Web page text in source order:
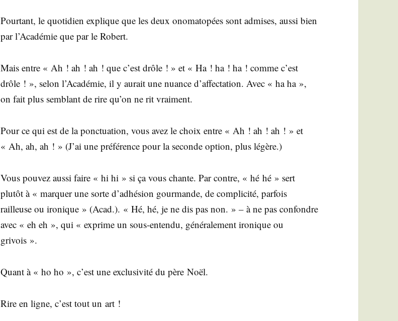
Pour­tant, le quo­ti­dien explique que les deux ono­ma­to­pées sont admises, aus­si bien
par l’A­ca­dé­mie que par le Robert.
Mais entre « Ah ! ah ! ah ! que c’est drôle ! » et « Ha ! ha ! ha ! comme c’est
drôle ! », selon l’A­ca­dé­mie, il y aurait une nuance d’af­fec­ta­tion. Avec « ha ha »,
on fait plus sem­blant de rire qu’on ne rit vraiment.
Pour ce qui est de la ponc­tua­tion, vous avez le choix entre « Ah ! ah ! ah ! » et
« Ah, ah, ah ! » (J’ai une pré­fé­rence pour la seconde option, plus légère.)
Vous pou­vez aus­si faire « hi hi » si ça vous chante. Par contre, « hé hé » sert
plu­tôt à « mar­quer une sorte d’adhésion gour­mande, de com­pli­ci­té, par­fois
railleuse ou iro­nique » (Acad.). « Hé, hé, je ne dis pas non. » – à ne pas confondre
avec « eh eh », qui « exprime un sous-enten­du, géné­ra­le­ment iro­nique ou
grivois ».
Quant à « ho ho », c’est une exclu­si­vi­té du père Noël.
Rire en ligne, c’est tout un art !